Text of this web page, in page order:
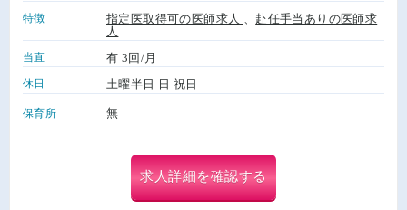
特徴 指定医取得可の医師求人
赴任手当ありの医師求
人
当直 有 3回/月
休日 土曜半日 日 祝日
保育所 無
求人詳細を確認する